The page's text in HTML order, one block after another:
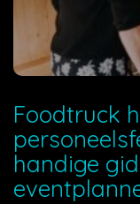
Foodtruck
handige